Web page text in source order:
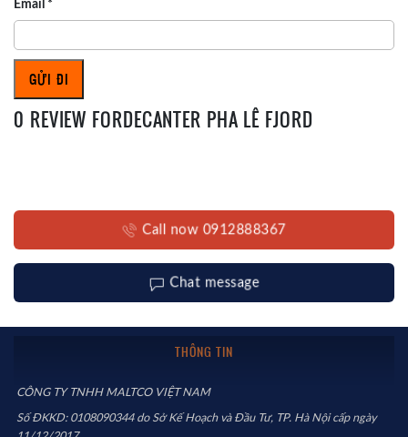
Email *
0 REVIEW FORDECANTER PHA LÊ FJORD
Call now 0912888367
Chat message
THÔNG TIN
CÔNG TY TNHH MALTCO VIỆT NAM
Số ĐKKD: 0108090344 do Sở Kế Hoạch và Đầu Tư, TP. Hà Nội cấp ngày